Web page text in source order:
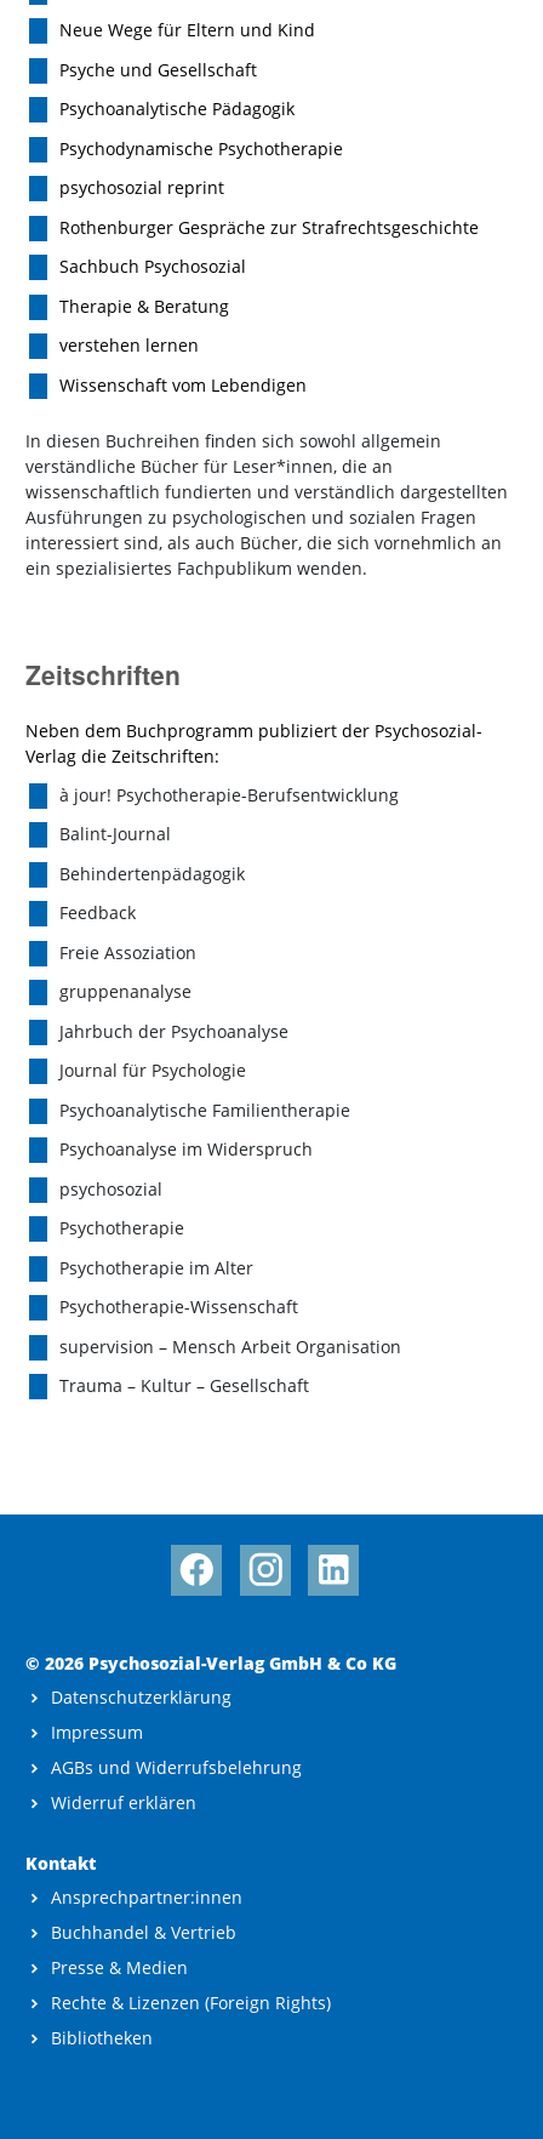
Neue Wege für Eltern und Kind
Psyche und Gesellschaft
Psychoanalytische Pädagogik
Psychodynamische Psychotherapie
psychosozial reprint
Rothenburger Gespräche zur Strafrechtsgeschichte
Sachbuch Psychosozial
Therapie & Beratung
verstehen lernen
Wissenschaft vom Lebendigen
In diesen Buchreihen finden sich sowohl allgemein
verständliche Bücher für Leser*innen, die an
wissenschaftlich fundierten und verständlich dargestellten
Ausführungen zu psychologischen und sozialen Fragen
interessiert sind, als auch Bücher, die sich vornehmlich an
ein spezialisiertes Fachpublikum wenden.
Zeitschriften
Neben dem Buchprogramm publiziert der Psychosozial-
Verlag die Zeitschriften:
à jour! Psychotherapie-Berufsentwicklung
Balint-Journal
Behindertenpädagogik
Feedback
Freie Assoziation
gruppenanalyse
Jahrbuch der Psychoanalyse
Journal für Psychologie
Psychoanalytische Familientherapie
Psychoanalyse im Widerspruch
psychosozial
Psychotherapie
Psychotherapie im Alter
Psychotherapie-Wissenschaft
supervision – Mensch Arbeit Organisation
Trauma – Kultur – Gesellschaft
© 2026 Psychosozial-Verlag GmbH & Co KG
Datenschutzerklärung
Impressum
AGBs und Widerrufsbelehrung
Widerruf erklären
Kontakt
Ansprechpartner:innen
Buchhandel & Vertrieb
Presse & Medien
Rechte & Lizenzen (Foreign Rights)
Bibliotheken